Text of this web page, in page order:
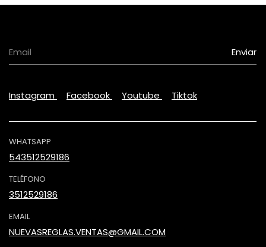
Instagram Facebook Youtube Tiktok
WHATSAPP
543512529186
TELÉFONO
3512529186
EMAIL
NUEVASREGLAS.VENTAS@GMAIL.COM